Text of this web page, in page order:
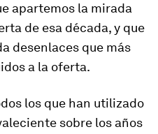
apartemos la mirada
de esa década, y que
desenlaces que más
a la oferta.
los que han utilizado
sobre los años